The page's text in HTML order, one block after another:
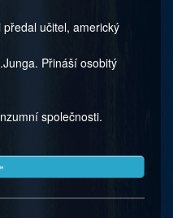
učitel, americký
Přináší osobitý
společnosti.